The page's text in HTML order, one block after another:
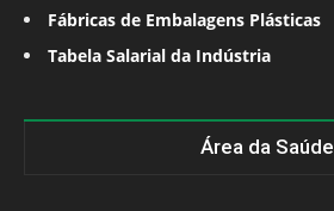
Fábricas de Embalagens Plásticas
Tabela Salarial da Indústria
Área da Saúde